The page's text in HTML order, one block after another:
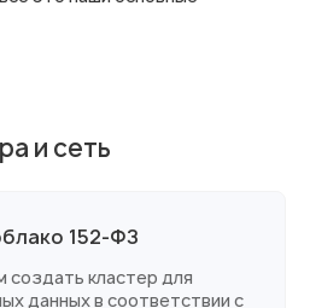
и сеть
152-ФЗ
создать кластер для
данных в соответствии с